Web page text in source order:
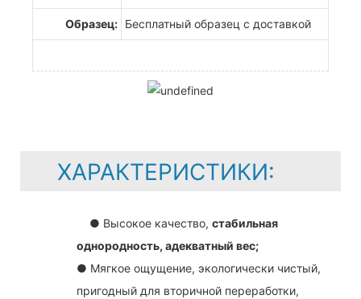
Образец: Бесплатный образец с доставкой
ХАРАКТЕРИСТИКИ:
● Высокое качество, стабильная
однородность, адекватный вес;
● Мягкое ощущение, экологически чистый,
пригодный для вторичной переработки,